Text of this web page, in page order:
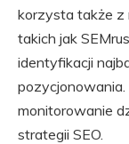
korzysta także z
takich jak
identyfikacji
monitorowanie
strategii SEO.